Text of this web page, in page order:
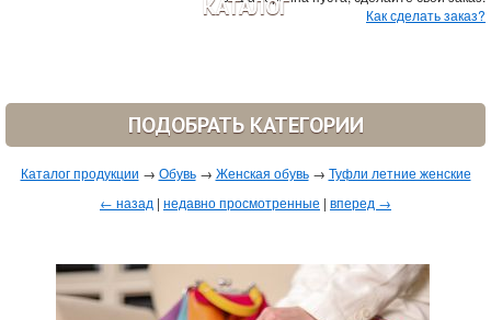
Как сделать заказ?
КАТАЛОГ
ПОДОБРАТЬ КАТЕГОРИИ
Каталог продукции → Обувь→ Женская обувь→ Туфли летние женские
← назад | недавно просмотренные | вперед →